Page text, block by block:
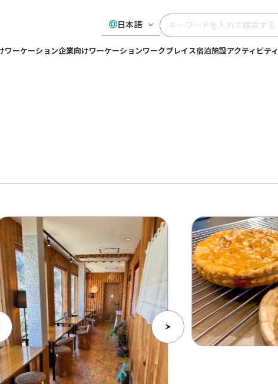
日本語
ワーケーション企業向けワーケーションワークプレイス宿泊施設アクティビティ